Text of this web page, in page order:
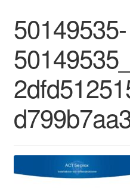
Villkor
Vanliga frågor
Forum/Manualer/Råd
Support
50149535-